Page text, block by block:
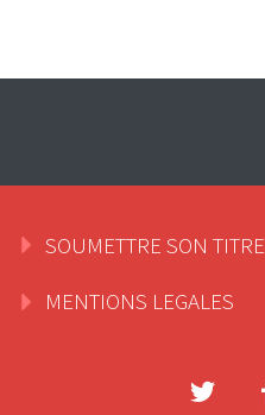
SOUMETTRE SON TITRE
MENTIONS LEGALES